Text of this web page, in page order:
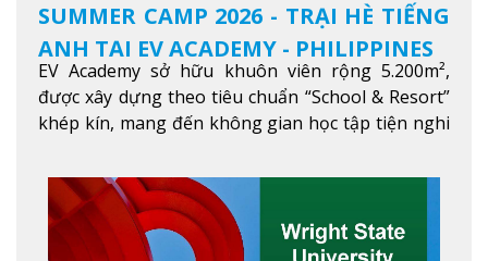
SUMMER CAMP 2026 - TRẠI HÈ TIẾNG
ANH TẠI EV ACADEMY - PHILIPPINES
EV Academy sở hữu khuôn viên rộng 5.200m²,
được xây dựng theo tiêu chuẩn “School & Resort”
khép kín, mang đến không gian học tập tiện nghi
ích hiện đạXem thêm